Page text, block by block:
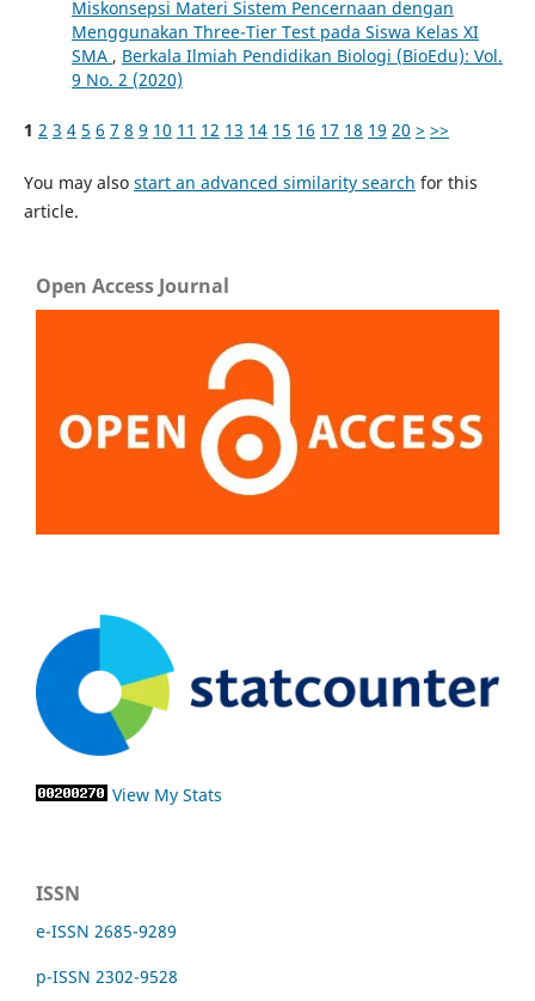
Miskonsepsi Materi Sistem Pencernaan dengan
Menggunakan Three-Tier Test pada Siswa Kelas XI
SMA , Berkala Ilmiah Pendidikan Biologi (BioEdu): Vol.
9 No. 2 (2020)
1 2 3 4 5 6 7 8 9 10 11 12 13 14 15 16 17 18 19 20 > >>
You may also start an advanced similarity search for this
article.
Open Access Journal
View My Stats
ISSN
e-ISSN 2685-9289
p-ISSN 2302-9528